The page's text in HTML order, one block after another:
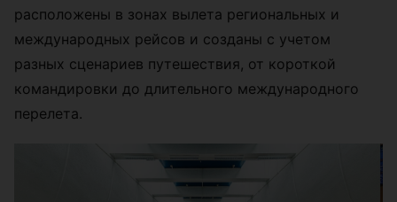
расположены в зонах вылета региональных и
международных рейсов и созданы с учетом
разных сценариев путешествия, от короткой
командировки до длительного международного
перелета.